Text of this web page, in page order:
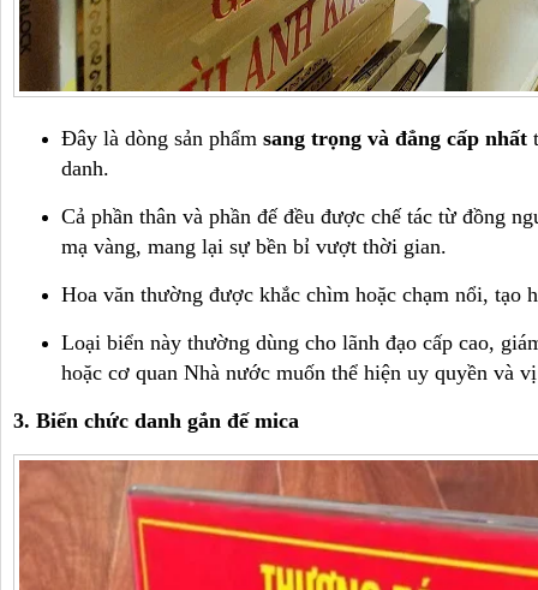
Đây là dòng sản phẩm sang trọng và đẳng cấp nhất
danh.
Cả phần thân và phần đế đều được chế tác từ đồng
mạ vàng, mang lại sự bền bỉ vượt thời gian.
Hoa văn thường được khắc chìm hoặc chạm nổi, tạo
Loại biển này thường dùng cho lãnh đạo cấp cao,
hoặc cơ quan Nhà nước muốn thể hiện uy quyền và
3. Biển chức danh gắn đế mica